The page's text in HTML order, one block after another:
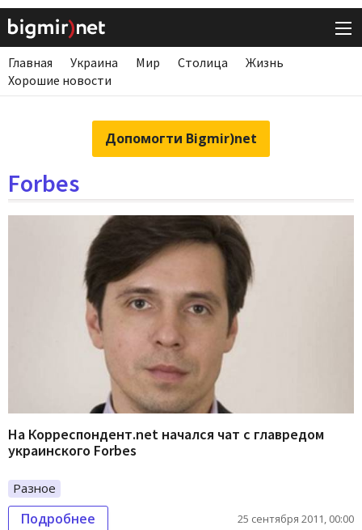
Главная Украина Мир Столица
Жизнь
Хорошие новости
Допомогти Bigmir)net
Forbes
На Корреспондент.net начался чат с главредом
украинского Forbes
Разное
Подробнее 25 сентября 2011, 00:00